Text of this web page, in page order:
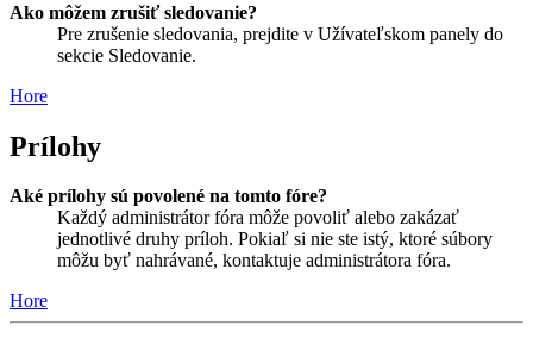
Ako môžem zrušiť sledovanie?
Pre zrušenie sledovania, prejdite v Užívateľskom panely do
sekcie Sledovanie.
Hore
Prílohy
Aké prílohy sú povolené na tomto fóre?
Každý administrátor fóra môže povoliť alebo zakázať
jednotlivé druhy príloh. Pokiaľ si nie ste istý, ktoré súbory
môžu byť nahrávané, kontaktuje administrátora fóra.
Hore